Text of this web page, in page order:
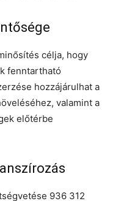
célja, hogy
fenntartható
hozzájárulhat a
valamint a
előtérbe
936 312